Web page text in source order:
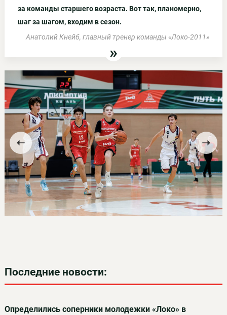
за команды старшего возраста. Вот так, планомерно,
шаг за шагом, входим в сезон.
Анатолий Кнейб, главный тренер команды «Локо-2011»
Последние новости:
Определились соперники молодежки «Локо» в